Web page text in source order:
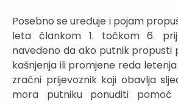
Posebno se uređuje i pojam
leta člankom 1. točkom 6.
navedeno da ako putnik propusti
kašnjenja ili promjene reda
zračni prijevoznik koji obavlja
mora putniku ponuditi